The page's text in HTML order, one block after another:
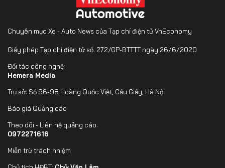
Chuyên mục Xe - Auto News của Tạp chí điện tử VnEconomy
Giấy phép Tạp chí điện tử số: 272/GP-BTTTT ngày 26/6/2020
Đối tác công nghệ:
Hemera Media
Trụ sở: Số 96-98 Hoàng Quốc Việt, Cầu Giấy, Hà Nội
Báo giá Quảng cáo
Theo dõi - Liên hệ quảng cáo:
0972271616
Miễn trừ trách nhiệm